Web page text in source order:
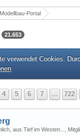
Portal
21.653
verwendet Cookies.
4 5 6 7 … 722
aus Tief im Westen...